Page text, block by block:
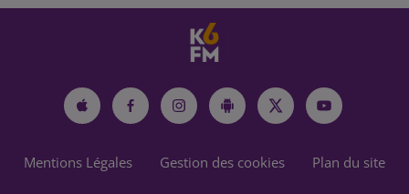
Mentions Légales Gestion des cookies Plan du site